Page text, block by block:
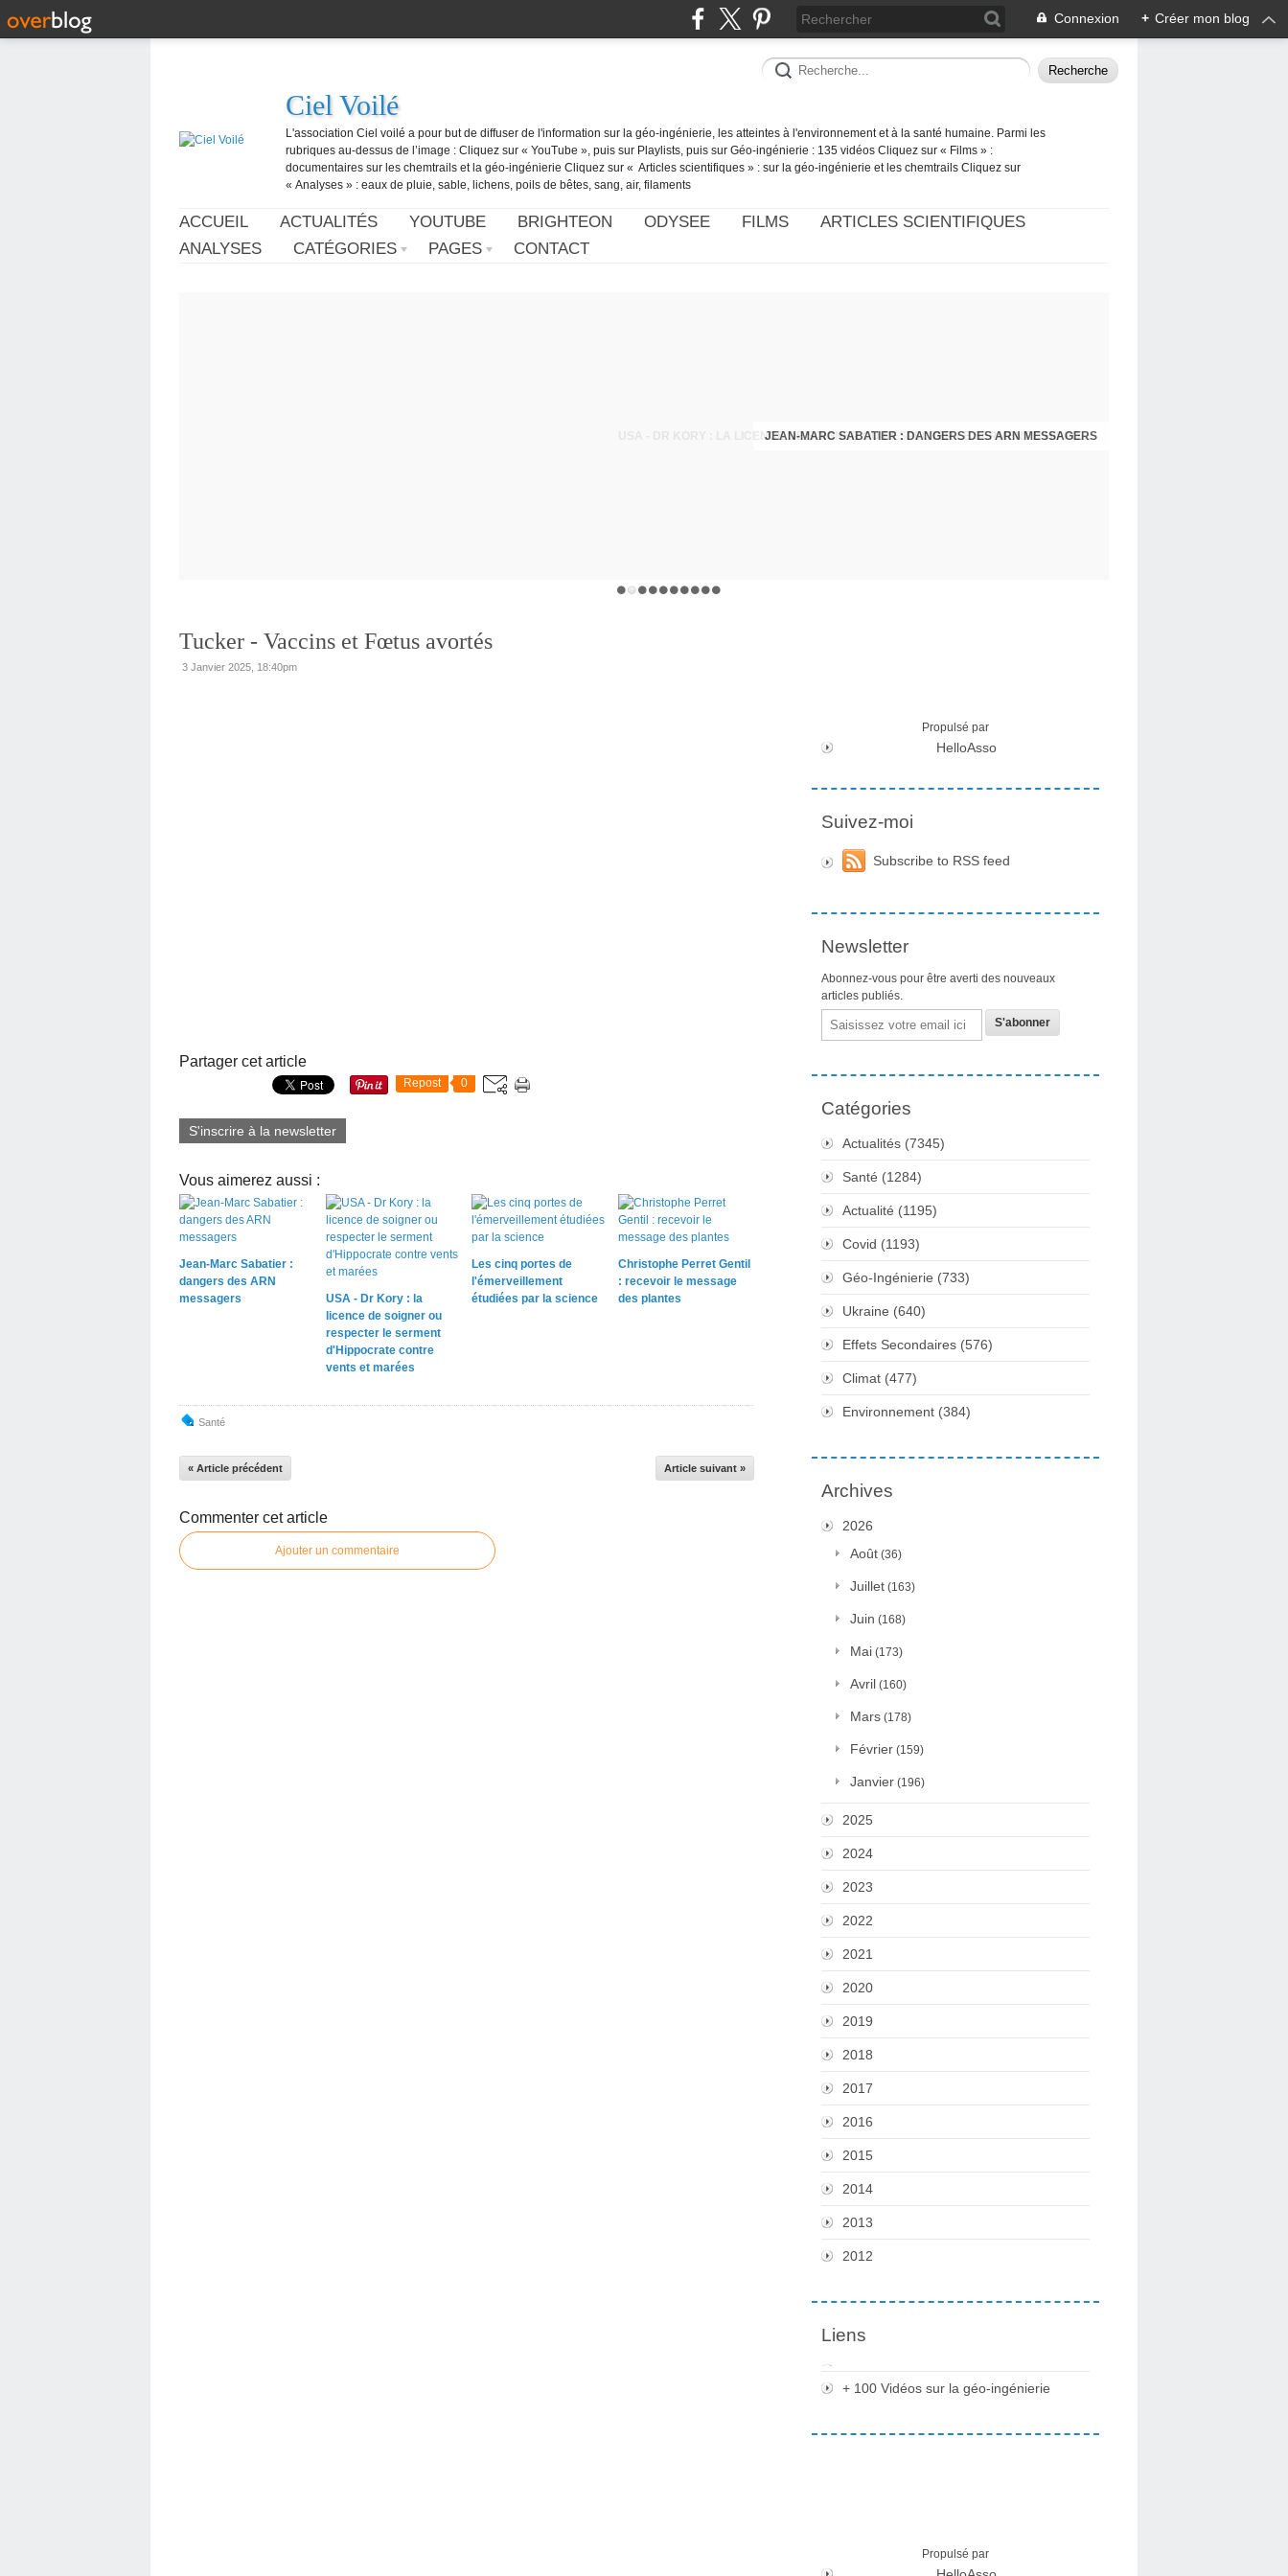
Connexion + Créer mon blog
Ciel Voilé
L'association Ciel voilé a pour but de diffuser de l'information sur la géo-ingénierie, les atteintes à l'environnement et à la santé humaine. Parmi les
rubriques au-dessus de l’image : Cliquez sur « YouTube », puis sur Playlists, puis sur Géo-ingénierie : 135 vidéos Cliquez sur « Films » :
documentaires sur les chemtrails et la géo-ingénierie Cliquez sur « Articles scientifiques » : sur la géo-ingénierie et les chemtrails Cliquez sur
« Analyses » : eaux de pluie, sable, lichens, poils de bêtes, sang, air, filaments
ACCUEIL ACTUALITÉS YOUTUBE BRIGHTEON ODYSEE FILMS
ARTICLES SCIENTIFIQUES
ANALYSES
CATÉGORIES PAGES CONTACT
JEAN-MARC SABATIER : DANGERS DES ARN MESSAGERS
USA - DR KORY : LA LICENCE DE SOIGNER OU RESPECTER LE SERMENT D'HIPPOCRATE CONTRE VENTS ET MARÉES
Tucker - Vaccins et Fœtus avortés
3 Janvier 2025, 18:40pm
Partager cet article
Repost 0
S'inscrire à la newsletter
Vous aimerez aussi :
Jean-Marc Sabatier :
dangers des ARN
messagers
USA - Dr Kory : la
licence de soigner ou
respecter le serment
d'Hippocrate contre
vents et marées
Les cinq portes de
l'émerveillement
étudiées par la science
Christophe Perret Gentil
: recevoir le message
des plantes
Santé
« Article précédent Article suivant »
Commenter cet article
Ajouter un commentaire
Propulsé par
HelloAsso
Suivez-moi
Subscribe to RSS feed
Newsletter
Abonnez-vous pour être averti des nouveaux
articles publiés.
Email
Catégories
Actualités (7345)
Santé (1284)
Actualité (1195)
Covid (1193)
Géo-Ingénierie (733)
Ukraine (640)
Effets Secondaires (576)
Climat (477)
Environnement (384)
Archives
2026
Août (36)
Juillet (163)
Juin (168)
Mai (173)
Avril (160)
Mars (178)
Février (159)
Janvier (196)
2025
2024
2023
2022
2021
2020
2019
2018
2017
2016
2015
2014
2013
2012
Liens
+ 100 Vidéos sur la géo-ingénierie
Propulsé par